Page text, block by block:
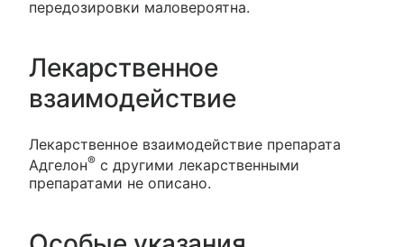
передозировки маловероятна.
Лекарственное
взаимодействие
Лекарственное взаимодействие препарата
Адгелон® с другими лекарственными
препаратами не описано.